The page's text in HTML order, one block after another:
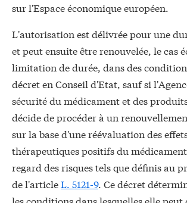
sur l'Espace économique européen.
L'autorisation est délivrée pour une
et peut ensuite être renouvelée, le cas
limitation de durée, dans des
décret en Conseil d'Etat, sauf si
sécurité du médicament et des
décide de procéder à un
sur la base d'une réévaluation des
thérapeutiques positifs du
regard des risques tels que définis au
de l'articleL. 5121-9. Ce décret